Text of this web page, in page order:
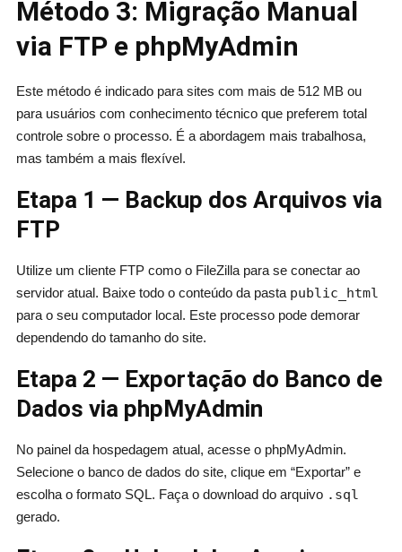
Método 3: Migração Manual
via FTP e phpMyAdmin
Este método é indicado para sites com mais de 512 MB ou
para usuários com conhecimento técnico que preferem total
controle sobre o processo. É a abordagem mais trabalhosa,
mas também a mais flexível.
Etapa 1 — Backup dos Arquivos via
FTP
Utilize um cliente FTP como o FileZilla para se conectar ao
servidor atual. Baixe todo o conteúdo da pasta public_html
para o seu computador local. Este processo pode demorar
dependendo do tamanho do site.
Etapa 2 — Exportação do Banco de
Dados via phpMyAdmin
No painel da hospedagem atual, acesse o phpMyAdmin.
Selecione o banco de dados do site, clique em “Exportar” e
escolha o formato SQL. Faça o download do arquivo .sql
gerado.